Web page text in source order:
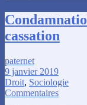
cassation
paternet
9 janvier 2019
Droit, Sociologie
Commentaires